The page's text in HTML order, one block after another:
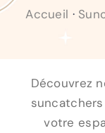
Accueil ·
Découvrez
votre